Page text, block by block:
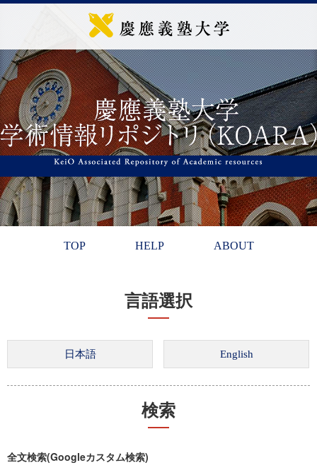
TOP HELP ABOUT
言語選択
検索
全文検索(Googleカスタム検索)